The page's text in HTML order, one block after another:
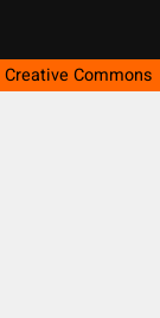
Creative Commons